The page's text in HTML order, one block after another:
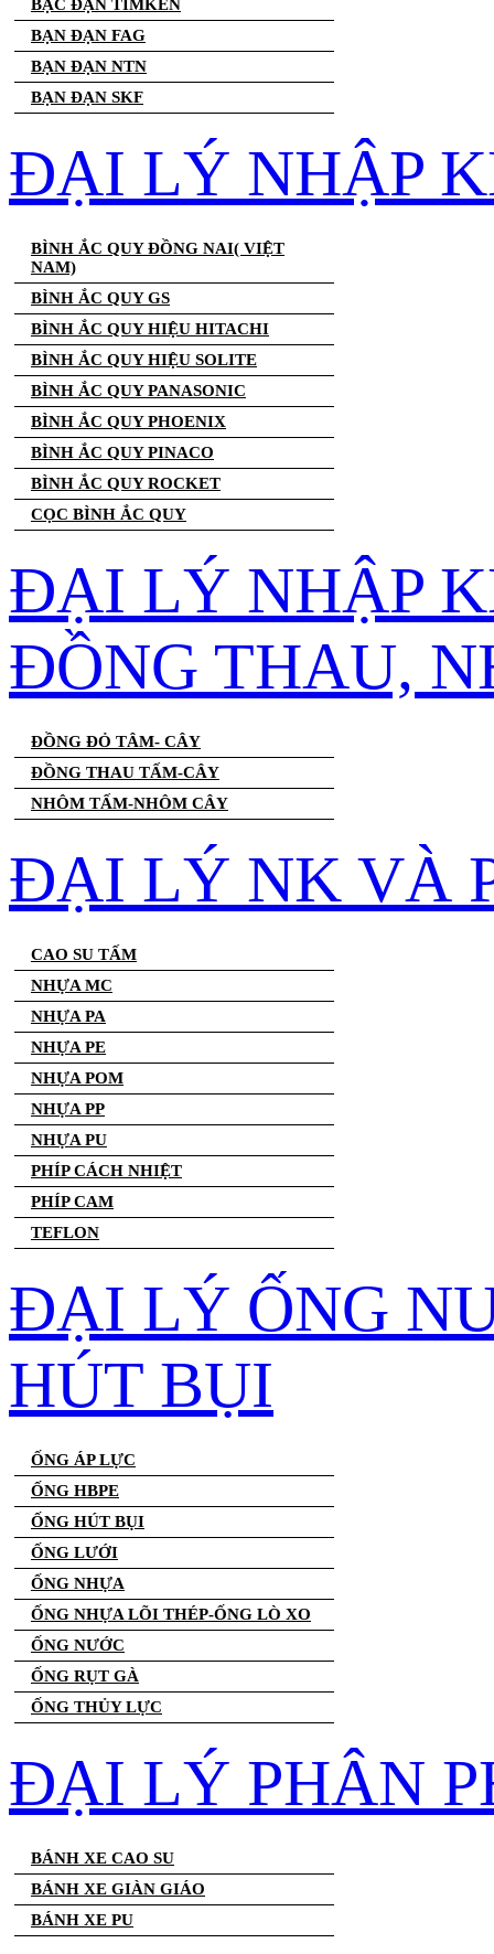
BẠC ĐẠN TIMKEN
BẠN ĐẠN FAG
BẠN ĐẠN NTN
BẠN ĐẠN SKF
ĐẠI LÝ NHẬP
BÌNH ẮC QUY ĐỒNG NAI( VIỆT
NAM)
BÌNH ẮC QUY GS
BÌNH ẮC QUY HIỆU HITACHI
BÌNH ẮC QUY HIỆU SOLITE
BÌNH ẮC QUY PANASONIC
BÌNH ẮC QUY PHOENIX
BÌNH ẮC QUY PINACO
BÌNH ẮC QUY ROCKET
CỌC BÌNH ẮC QUY
ĐẠI LÝ NHẬP
ĐỒNG THAU,
ĐỒNG ĐỎ TÂM- CÂY
ĐỒNG THAU TẤM-CÂY
NHÔM TẤM-NHÔM CÂY
ĐẠI LÝ NK VÀ
CAO SU TẤM
NHỰA MC
NHỰA PA
NHỰA PE
NHỰA POM
NHỰA PP
NHỰA PU
PHÍP CÁCH NHIỆT
PHÍP CAM
TEFLON
ĐẠI LÝ ỐNG
HÚT BỤI
ỐNG ÁP LỰC
ỐNG HBPE
ỐNG HÚT BỤI
ỐNG LƯỚI
ỐNG NHỰA
ỐNG NHỰA LÕI THÉP-ỐNG LÒ XO
ỐNG NƯỚC
ỐNG RỤT GÀ
ỐNG THỦY LỰC
ĐẠI LÝ PHÂN
BÁNH XE CAO SU
BÁNH XE GIÀN GIÁO
BÁNH XE PU